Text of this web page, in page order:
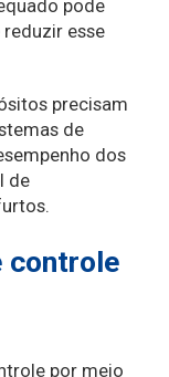
pode
esse
precisam
de
dos
de
controle
por meio